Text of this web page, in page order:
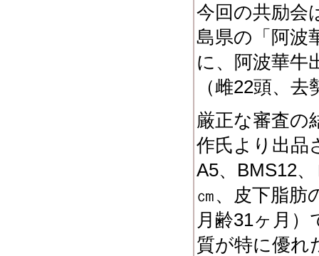
今回の共励会
島県の「阿波
に、阿波華牛
（雌22頭、
厳正な審査の
作氏より出品
A5、BMS12
㎝、皮下脂肪
月齢31ヶ月
質が特に優れ